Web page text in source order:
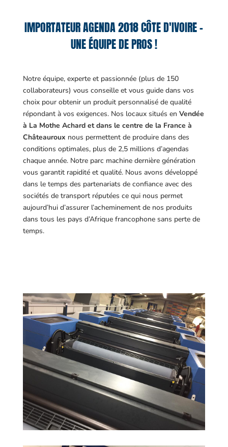
IMPORTATEUR AGENDA 2018 CÔTE D'IVOIRE –
UNE ÉQUIPE DE PROS !
Notre équipe, experte et passionnée (plus de 150
collaborateurs) vous conseille et vous guide dans vos
choix pour obtenir un produit personnalisé de qualité
répondant à vos exigences. Nos locaux situés en Vendée
à La Mothe Achard et dans le centre de la France à
Châteauroux nous permettent de produire dans des
conditions optimales, plus de 2,5 millions d’agendas
chaque année. Notre parc machine dernière génération
vous garantit rapidité et qualité. Nous avons développé
dans le temps des partenariats de confiance avec des
sociétés de transport réputées ce qui nous permet
aujourd’hui d’assurer l’acheminement de nos produits
dans tous les pays d’Afrique francophone sans perte de
temps.